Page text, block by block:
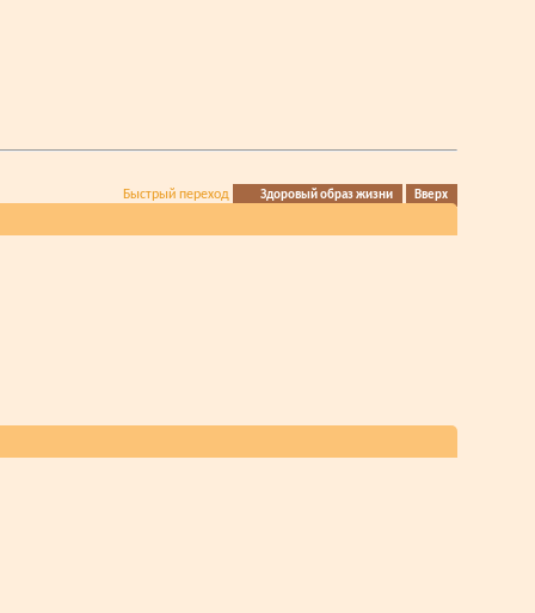
Быстрый переход Здоровый образ жизни Вверх